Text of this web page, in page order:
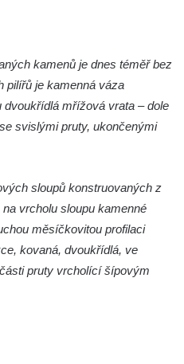
na křížové
cestě na
v Sokolově
ve
Sepekově
kamenů je dnes téměř bez
pilířů je kamenná váza
mřížová vrata – dole
svislými pruty, ukončenými
sloupů konstruovaných z
vrcholu sloupu kamenné
měsíčkovitou profilaci
kovaná, dvoukřídlá, ve
pruty vrcholící šípovým